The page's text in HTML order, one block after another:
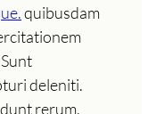
quibusdam
deleniti.
rerum.